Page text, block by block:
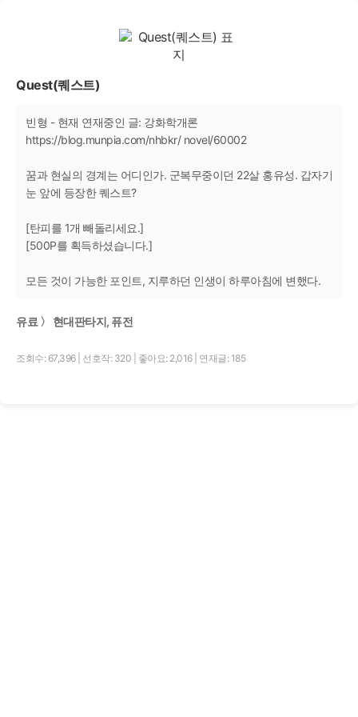
Quest(퀘스트)
빈형 - 현재 연재중인 글: 강화학개론
https://blog.munpia.com/nhbkr/ novel/60002
꿈과 현실의 경계는 어디인가. 군복무중이던 22살 홍유성. 갑자기
눈 앞에 등장한 퀘스트?
[탄피를 1개 빼돌리세요.]
[500P를 획득하셨습니다.]
모든 것이 가능한 포인트, 지루하던 인생이 하루아침에 변했다.
유료 〉 현대판타지, 퓨전
조회수: 67,396 선호작: 320 좋아요: 2,016 연재글: 185